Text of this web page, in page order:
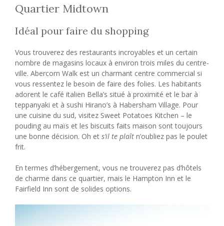
Quartier Midtown
Idéal pour faire du shopping
Vous trouverez des restaurants incroyables et un certain
nombre de magasins locaux à environ trois miles du centre-
ville. Abercorn Walk est un charmant centre commercial si
vous ressentez le besoin de faire des folies. Les habitants
adorent le café italien Bella’s situé à proximité et le bar à
teppanyaki et à sushi Hirano’s à Habersham Village. Pour
une cuisine du sud, visitez Sweet Potatoes Kitchen – le
pouding au maïs et les biscuits faits maison sont toujours
une bonne décision. Oh et s’il te plaît n’oubliez pas le poulet
frit.
En termes d’hébergement, vous ne trouverez pas d’hôtels
de charme dans ce quartier, mais le Hampton Inn et le
Fairfield Inn sont de solides options.